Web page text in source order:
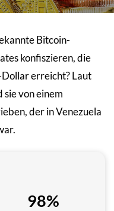
Bitcoin-
konfiszieren, die
erreicht? Laut
von einem
der in Venezuela
98%